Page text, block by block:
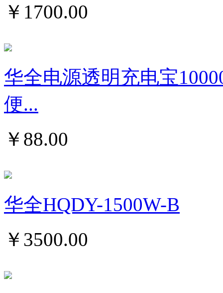
￥ 1700.00
华全电源透明充电宝
便...
￥ 88.00
华全HQDY-1500W-B
￥ 3500.00